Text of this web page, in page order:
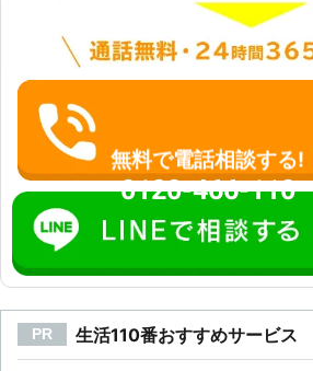
無料で電話相談する!
0120-466-110
PR 生活110番おすすめサービス